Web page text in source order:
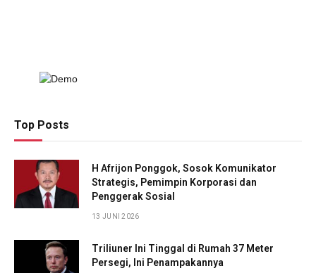
Top Posts
H Afrijon Ponggok, Sosok Komunikator
Strategis, Pemimpin Korporasi dan
Penggerak Sosial
13 JUNI 2026
Triliuner Ini Tinggal di Rumah 37 Meter
Persegi, Ini Penampakannya